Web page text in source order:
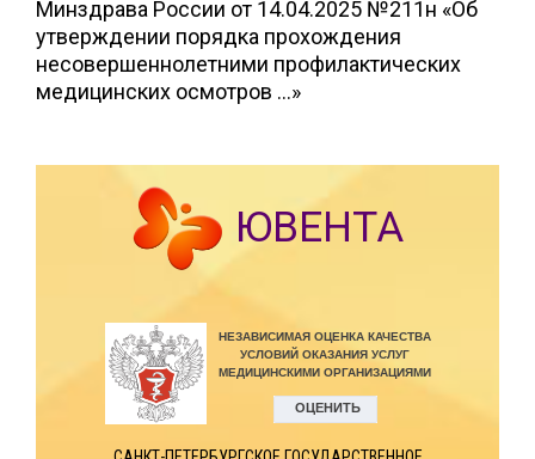
Минздрава России от 14.04.2025 №211н «Об
утверждении порядка прохождения
несовершеннолетними профилактических
медицинских осмотров …»
ЮВЕНТА